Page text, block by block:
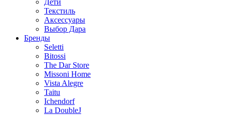
Дети
Текстиль
Аксессуары
Выбор Дара
Бренды
Seletti
Bitossi
The Dar Store
Missoni Home
Vista Alegre
Taitu
Ichendorf
La DoubleJ